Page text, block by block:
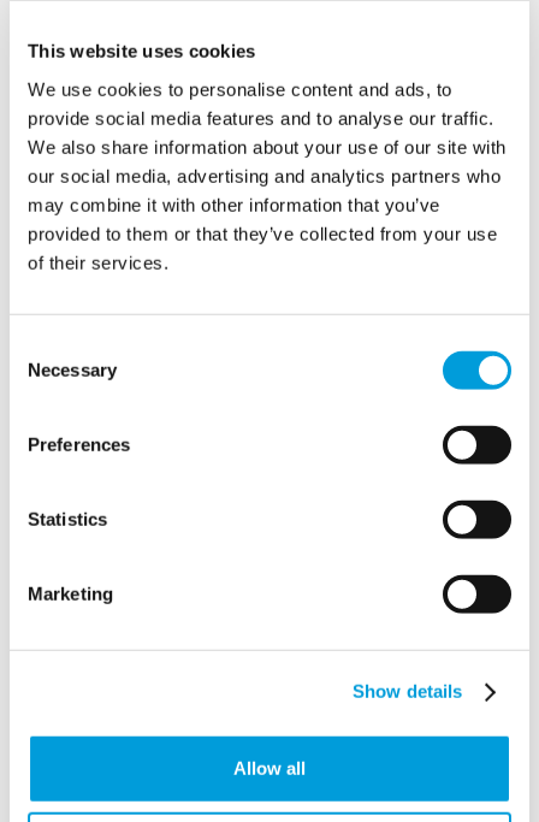
This website uses cookies
We use cookies to personalise content and ads, to
provide social media features and to analyse our traffic.
We also share information about your use of our site with
our social media, advertising and analytics partners who
may combine it with other information that you’ve
provided to them or that they’ve collected from your use
of their services.
Selection
Necessary
Preferences
Statistics
Marketing
Show details
Allow all
un bypass para el almacenamiento intermedio de agua
del propio hospital. Se instaló una infraestructura de
agua provisional paralela a la existente, para que todos
los sistemas pudieran seguir funcionando con
normalidad. La infraestructura constaba de dos grandes
bolsas tampón, tuberías esterilizadas, bombas y
sistemas de filtración UV, para garantizar agua limpia en
todo momento. Como el espacio era limitado y la
estableció servicios de reabastecimiento continuo a
través de socios locales y camiones cisterna.
Entre los aspectos más destacados de nuestro trabajo
figuran los siguientes
💧 Instalación de una infraestructura hídrica
temporal completa para sustituir el suministro local
💧 Garantizar que toda el agua cumplía las estrictas
normas hospitalarias con muestreos y pruebas de
💧 Colaboración con socios locales para mantener
los depósitos de reserva llenos y los sistemas en
funcionamiento continuo, proporcionando 170 m3 de